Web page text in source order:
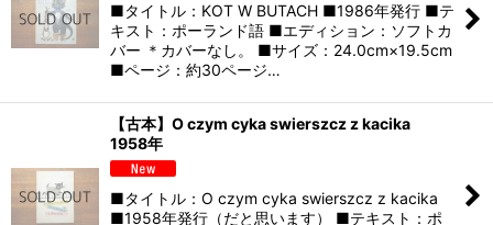
■タイトル：KOT W BUTACH ■1986年発行 ■テ
キスト：ポーランド語 ■エディション：ソフトカ
バー ＊カバーなし。 ■サイズ：24.0cm×19.5cm
■ページ：約30ページ…
【古本】O czym cyka swierszcz z kacika
1958年
■タイトル：O czym cyka swierszcz z kacika
■1958年発行（だと思います） ■テキスト：ポ